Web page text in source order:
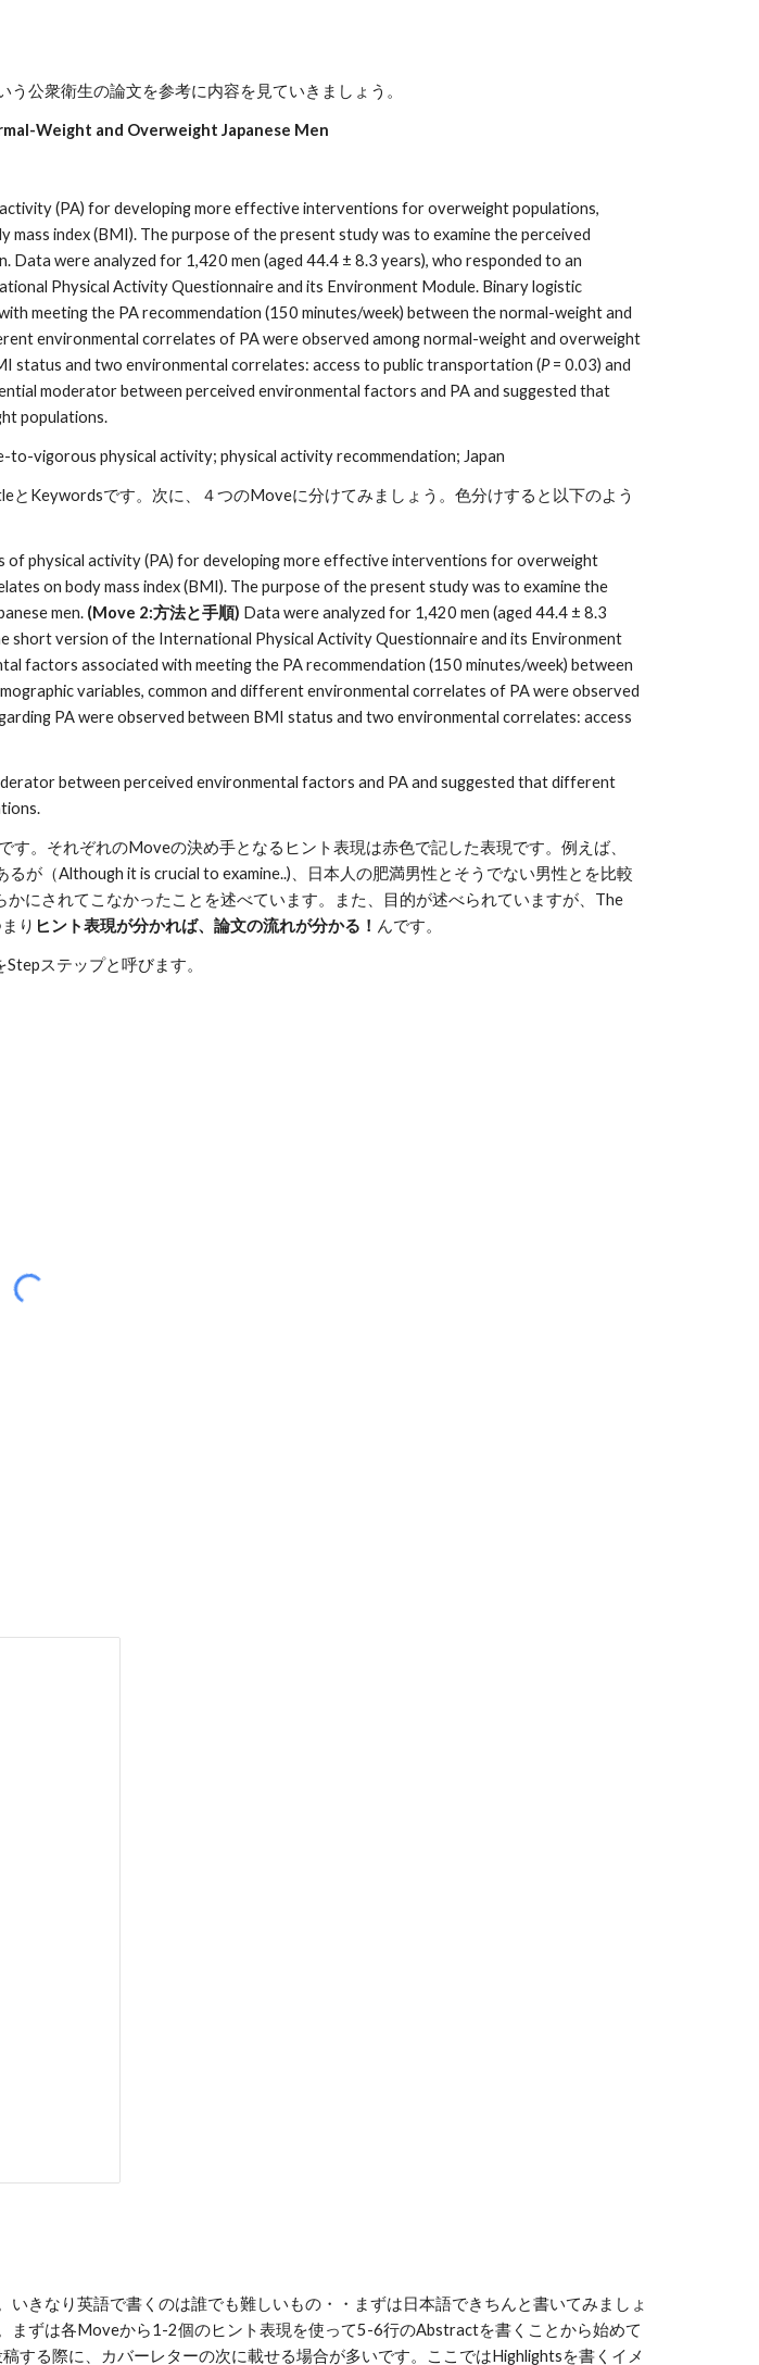
公衆衛生の論文を参考に内容を見ていきましょう。
Weight and Overweight Japanese Men
(PA) for developing more effective interventions for overweight populations,
index (BMI). The purpose of the present study was to examine the perceived
were analyzed for 1,420 men (aged 44.4 ± 8.3 years), who responded to an
Physical Activity Questionnaire and its Environment Module. Binary logistic
meeting the PA recommendation (150 minutes/week) between the normal-weight and
environmental correlates of PA were observed among normal-weight and overweight
status and two environmental correlates: access to public transportation (P = 0.03) and
moderator between perceived environmental factors and PA and suggested that
populations.
vigorous physical activity; physical activity recommendation; Japan
Keywordsです。次に、４つのMoveに分けてみましょう。色分けすると以下のよう
of physical activity (PA) for developing more effective interventions for overweight
on body mass index (BMI). The purpose of the present study was to examine the
men. (Move 2:方法と手順) Data were analyzed for 1,420 men (aged 44.4 ± 8.3
version of the International Physical Activity Questionnaire and its Environment
factors associated with meeting the PA recommendation (150 minutes/week) between
variables, common and different environmental correlates of PA were observed
PA were observed between BMI status and two environmental correlates: access
between perceived environmental factors and PA and suggested that different
です。それぞれのMoveの決め手となるヒント表現は赤色で記した表現です。例えば、
が（Although it is crucial to examine..)、日本人の肥満男性とそうでない男性とを比較
にされてこなかったことを述べています。また、目的が述べられていますが、The
り ヒント表現が分かれば、論文の流れが分かる！ んです。
ステップと呼びます。
きなり英語で書くのは誰でも難しいもの・・まずは日本語できちんと書いてみましょ
ずは各Moveから1-2個のヒント表現を使って5-6行のAbstractを書くことから始めて
する際に、カバーレターの次に載せる場合が多いです。ここではHighlightsを書くイメ